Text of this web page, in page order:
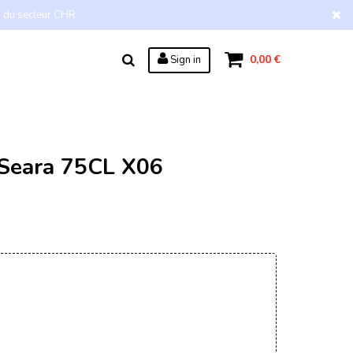
secteur CHR.
0,00 €
Sign in
75CL X06